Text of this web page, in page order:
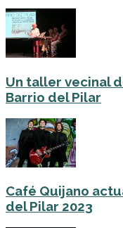
Un taller vecinal
Barrio del Pilar
Café Quijano
del Pilar 2023